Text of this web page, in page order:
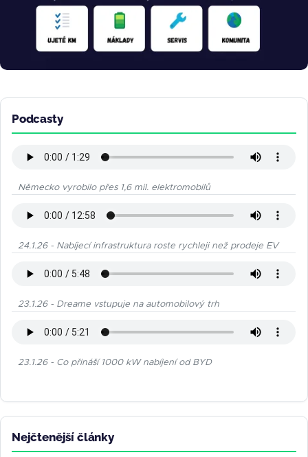
Podcasty
Německo vyrobilo přes 1,6 mil. elektromobilů
24.1.26 - Nabíjecí infrastruktura roste rychleji než prodeje EV
23.1.26 - Dreame vstupuje na automobilový trh
23.1.26 - Co přináší 1000 kW nabíjení od BYD
Nejčtenější články